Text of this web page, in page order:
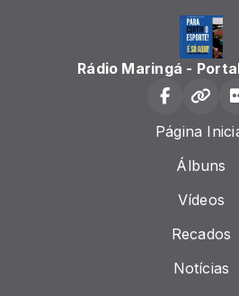
Rádio Maringá -
Página
Álbuns
Vídeos
Recados
Notícias